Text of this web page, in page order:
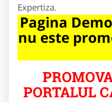
Expertiza.
Pagina
nu este
PORTALUL